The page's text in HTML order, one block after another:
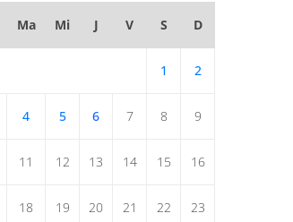
Ma Mi J V S D
1 2
4 5 6 7 8 9
11 12 13 14 15 16
18 19 20 21 22 23